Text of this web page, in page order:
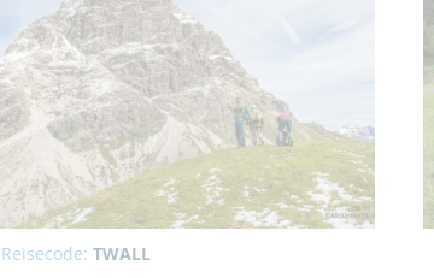
Reisecode: TWALL